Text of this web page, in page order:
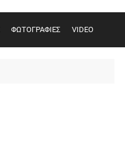
ΦΩΤΟΓΡΑΦΙΕΣ VIDEO